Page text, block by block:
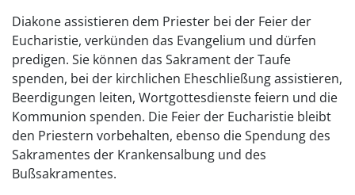
Diakone assistieren dem Priester bei der Feier der
Eucharistie, verkünden das Evangelium und dürfen
predigen. Sie können das Sakrament der Taufe
spenden, bei der kirchlichen Eheschließung assistieren,
Beerdigungen leiten, Wortgottesdienste feiern und die
Kommunion spenden. Die Feier der Eucharistie bleibt
den Priestern vorbehalten, ebenso die Spendung des
Sakramentes der Krankensalbung und des
Bußsakramentes.